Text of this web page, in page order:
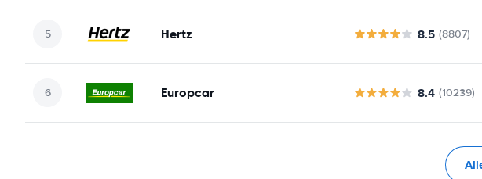
Hertz 8.5 (8807)
Europcar 8.4 (10239)